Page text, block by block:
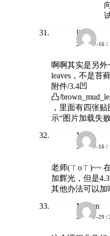
lj
2025-07-16 /
啊啊其实是另外
leaves，不是苔
附件/3.4凹
凸/
，里面有四张
示“图片加载失
Y
2025-07-16 /
老师(ㄒoㄒ)~~
加辉光，但是
其他办法可以加
Nathan
2025-07-29 /